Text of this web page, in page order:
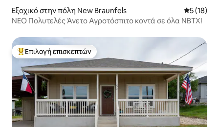
Εξοχικό στην πόλη New Braunfels Μέση
5 (18)
ΝΈΟ Πολυτελές Άνετο Αγροτόσπιτο κοντά σε όλα NBTX!
Κορυφαία επιλογή επισκεπτών
Επιλογή επισκεπτών